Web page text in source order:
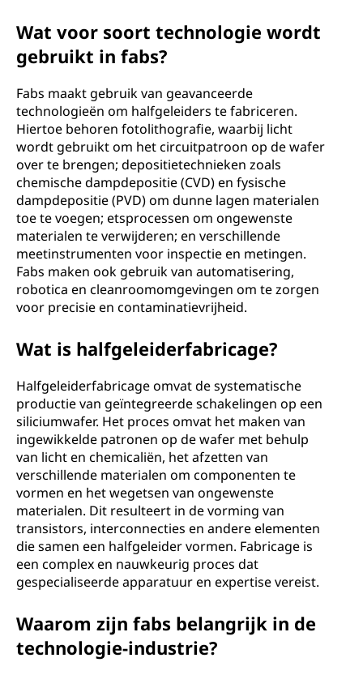
Wat voor soort technologie wordt
gebruikt in fabs?
Fabs maakt gebruik van geavanceerde
technologieën om halfgeleiders te fabriceren.
Hiertoe behoren fotolithografie, waarbij licht
wordt gebruikt om het circuitpatroon op de wafer
over te brengen; depositietechnieken zoals
chemische dampdepositie (CVD) en fysische
dampdepositie (PVD) om dunne lagen materialen
toe te voegen; etsprocessen om ongewenste
materialen te verwijderen; en verschillende
meetinstrumenten voor inspectie en metingen.
Fabs maken ook gebruik van automatisering,
robotica en cleanroomomgevingen om te zorgen
voor precisie en contaminatievrijheid.
Wat is halfgeleiderfabricage?
Halfgeleiderfabricage omvat de systematische
productie van geïntegreerde schakelingen op een
siliciumwafer. Het proces omvat het maken van
ingewikkelde patronen op de wafer met behulp
van licht en chemicaliën, het afzetten van
verschillende materialen om componenten te
vormen en het wegetsen van ongewenste
materialen. Dit resulteert in de vorming van
transistors, interconnecties en andere elementen
die samen een halfgeleider vormen. Fabricage is
een complex en nauwkeurig proces dat
gespecialiseerde apparatuur en expertise vereist.
Waarom zijn fabs belangrijk in de
technologie-industrie?